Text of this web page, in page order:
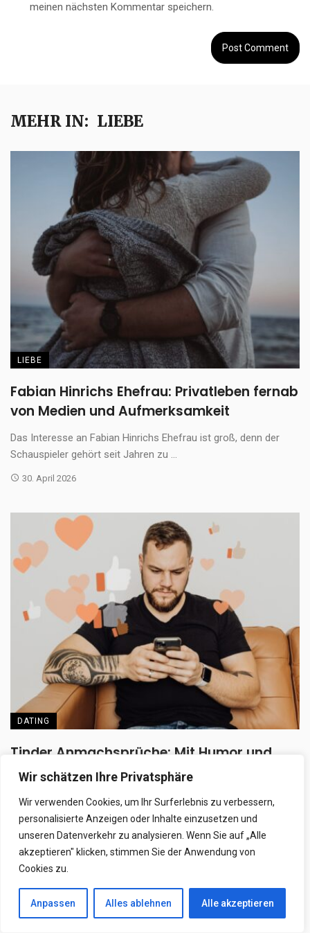
Wir schätzen Ihre Privatsphäre
Wir verwenden Cookies, um Ihr Surferlebnis zu verbessern,
personalisierte Anzeigen oder Inhalte einzusetzen und
unseren Datenverkehr zu analysieren. Wenn Sie auf „Alle
akzeptieren" klicken, stimmen Sie der Anwendung von
Cookies zu.
Anpassen Alles ablehnen Alle akzeptieren
meinen nächsten Kommentar speichern.
MEHR IN: LIEBE
LIEBE
Fabian Hinrichs Ehefrau: Privatleben fernab
von Medien und Aufmerksamkeit
Das Interesse an Fabian Hinrichs Ehefrau ist groß, denn der
Schauspieler gehört seit Jahren zu ...
30. April 2026
DATING
Tinder Anmachsprüche: Mit Humor und
Cleverness zu mehr Matches
Tinder Anmachsprüche sind oft der entscheidende Moment
zwischen Ignorieren und einer spannenden Konversation. Wer
beim ...
28. April 2026